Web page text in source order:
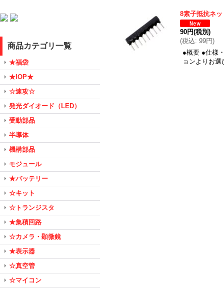
商品カテゴリ一覧
★福袋
★IOP★
☆速攻☆
発光ダイオード（LED）
受動部品
半導体
機構部品
モジュール
★バッテリー
☆キット
☆トランジスタ
★集積回路
☆カメラ・顕微鏡
★表示器
☆真空管
☆マイコン
8素子抵抗ネ
90円(税別)
(税込: 99円)
●概要 ●仕様
ョンよりお